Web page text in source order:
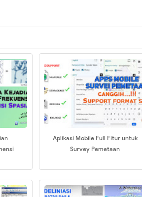
Aplikasi Mobile Full Fitur untuk
Survey Pemetaan